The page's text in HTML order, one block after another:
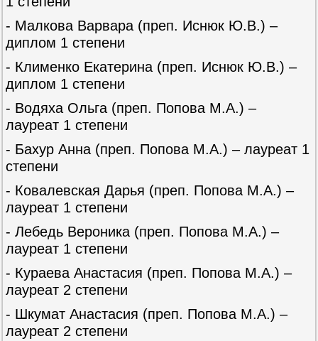
- Малкова Варвара (преп. Иснюк Ю.В.) –
диплом 1 степени
- Клименко Екатерина (преп. Иснюк Ю.В.) –
диплом 1 степени
- Водяха Ольга (преп. Попова М.А.) –
лауреат 1 степени
- Бахур Анна (преп. Попова М.А.) – лауреат 1
степени
- Ковалевская Дарья (преп. Попова М.А.) –
лауреат 1 степени
- Лебедь Вероника (преп. Попова М.А.) –
лауреат 1 степени
- Кураева Анастасия (преп. Попова М.А.) –
лауреат 2 степени
- Шкумат Анастасия (преп. Попова М.А.) –
лауреат 2 степени